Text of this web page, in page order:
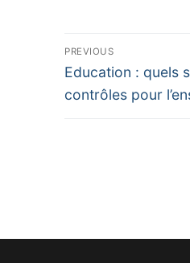
Navigation
de
l’article
PREVIOUS
Previous
post:
Education : quels
contrôles pour